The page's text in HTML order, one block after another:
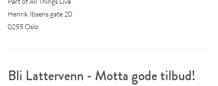
Henrik Ibsens gate 20
0255 Oslo
Bli Lattervenn - Motta gode tilbud!